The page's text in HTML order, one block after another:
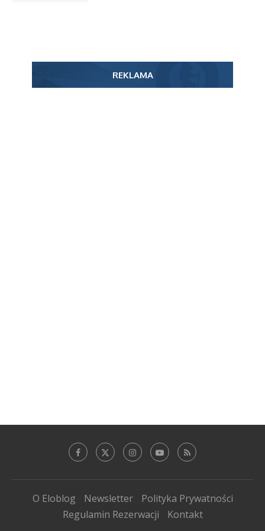
REKLAMA
O Eloblog Newsletter
Polityka Prywatności
Regulamin Rezerwacji
Kontakt